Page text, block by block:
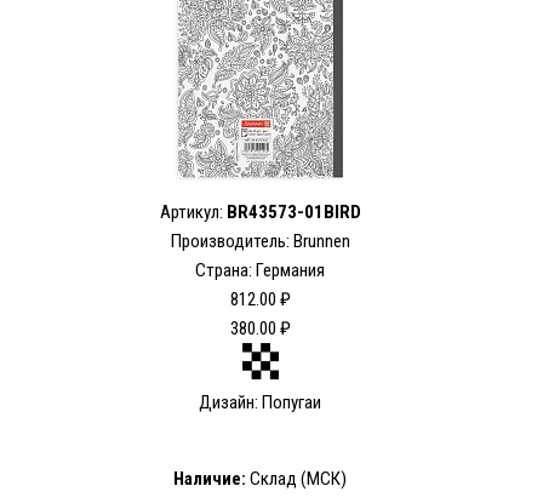
Артикул: BR43573-01BIRD
Производитель: Brunnen
Страна: Германия
812.00 ₽
380.00 ₽
Дизайн: Попугаи
Наличие: Склад (МСК)